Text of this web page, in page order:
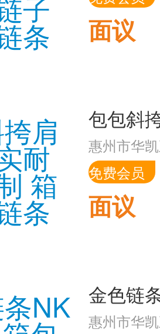
面议
惠州市华
免费会员
面议
惠州市华